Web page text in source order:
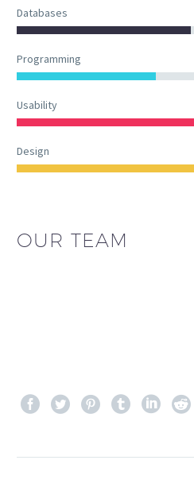
Databases
Programming
Usability
Design
OUR TEAM